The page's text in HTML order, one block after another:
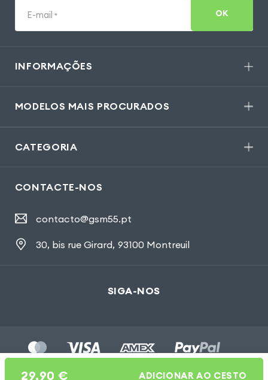
29,90 € ADICIONAR AO CESTO
E-mail * OK
INFORMAÇÕES
MODELOS MAIS PROCURADOS
CATEGORIA
CONTACTE-NOS
contacto@gsm55.pt
30, bis rue Girard, 93100 Montreuil
SIGA-NOS